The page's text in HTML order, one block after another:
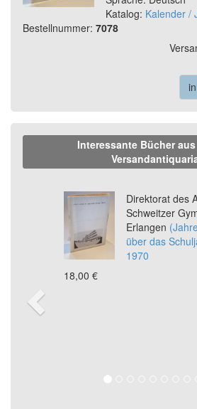
Katalog: Kalender /
Bestellnummer: 7078
Interessante Bücher
Direktorat des
Schweitzer
Erlangen
über das
1970
18,00 €
Previous